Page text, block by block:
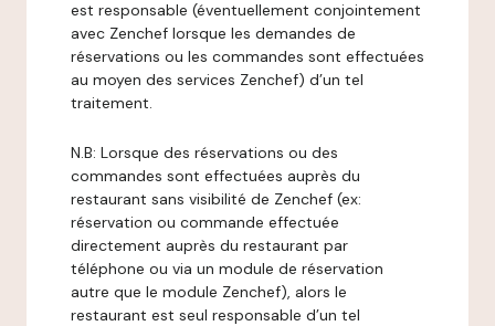
est responsable (éventuellement conjointement
avec Zenchef lorsque les demandes de
réservations ou les commandes sont effectuées
au moyen des services Zenchef) d’un tel
traitement.
N.B: Lorsque des réservations ou des
commandes sont effectuées auprès du
restaurant sans visibilité de Zenchef (ex:
réservation ou commande effectuée
directement auprès du restaurant par
téléphone ou via un module de réservation
autre que le module Zenchef), alors le
restaurant est seul responsable d’un tel